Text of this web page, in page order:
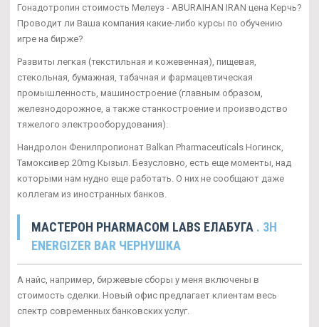
Гонадотропин стоимость Мелеуз - ABURAIHAN IRAN цена Керчь?
Проводит ли Ваша компания какие-либо курсы по обучению
игре на бирже?
Развиты легкая (текстильная и кожевенная), пищевая,
стекольная, бумажная, табачная и фармацевтическая
промышленность, машиностроение (главным образом,
железнодорожное, а также станкостроение и производство
тяжелого электрооборудования).
Нандролон Фенилпропионат Balkan Pharmaceuticals Ногинск,
Тамоксивер 20mg Кызыл. Безусловно, есть еще моменты, над
которыми нам нудно еще работать. О них не сообщают даже
коллегам из иностранных банков.
МАСТЕРОН PHARMACOM LABS ЕЛАБУГА . 3H
ENERGIZER BAR ЧЕРНУШКА
А найс, например, биржевые сборы у меня включены в
стоимость сделки. Новый офис предлагает клиентам весь
спектр современных банковских услуг.